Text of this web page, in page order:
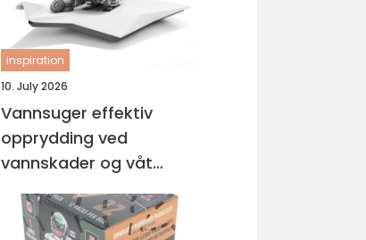
inspiration
10. July 2026
Vannsuger effektiv
opprydding ved
vannskader og våt
rengjøring